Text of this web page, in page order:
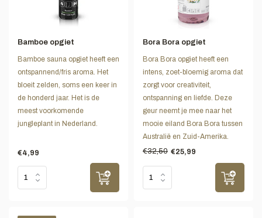
Bamboe opgiet
Bamboe sauna opgiet heeft een
ontspannend/fris aroma. Het
bloeit zelden, soms een keer in
de honderd jaar. Het is de
meest voorkomende
jungleplant in Nederland.
€4,99
Bora Bora opgiet
Bora Bora opgiet heeft een
intens, zoet-bloemig aroma dat
zorgt voor creativiteit,
ontspanning en liefde. Deze
geur neemt je mee naar het
mooie eiland Bora Bora tussen
Australië en Zuid-Amerika.
€32,50 €25,99